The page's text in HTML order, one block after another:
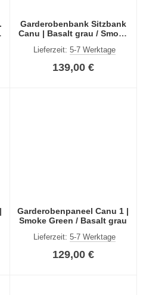
Garderobenbank Sitzbank
Canu | Basalt grau / Smoke
Lieferzeit:5-7 Werktage
139,00 €
Garderobenpaneel Canu 1 |
Smoke Green / Basalt grau
Lieferzeit:5-7 Werktage
129,00 €